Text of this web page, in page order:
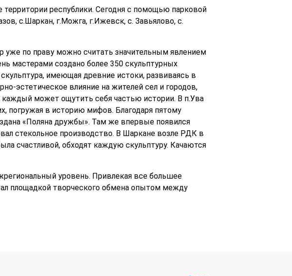
республики. Сегодня с помощью парковой
c.Шаркан, г.Можга, г.Ижевск, с. Завьялово, с.
уже по праву можно считать значительным явлением
мастерами создано более 350 скульптурных
имеющая древние истоки, развиваясь в
эстетическое влияние на жителей сел и городов,
может ощутить себя частью истории. В п.Ува
погружая в историю мифов. Благодаря пятому
«Поляна дружбы». Там же впервые появился
стекольное производство. В Шаркане возле РДК в
счастливой, обходят каждую скульптуру. Качаются
уровень. Привлекая все большее
площадкой творческого обмена опытом между